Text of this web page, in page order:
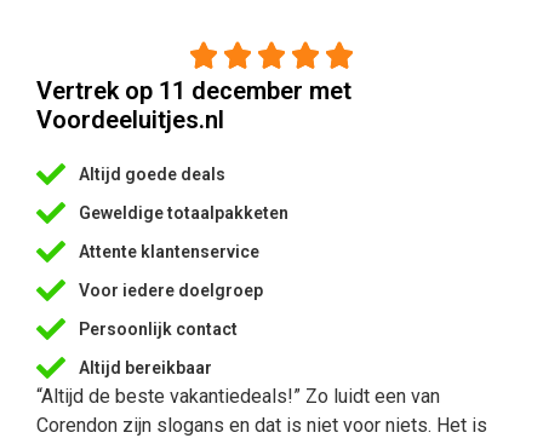
    
Vertrek op 11 december met
Voordeeluitjes.nl
Altijd goede deals
Geweldige totaalpakketen
Attente klantenservice
Voor iedere doelgroep
Persoonlijk contact
Altijd bereikbaar
“Altijd de beste vakantiedeals!” Zo luidt een van
Corendon zijn slogans en dat is niet voor niets. Het is